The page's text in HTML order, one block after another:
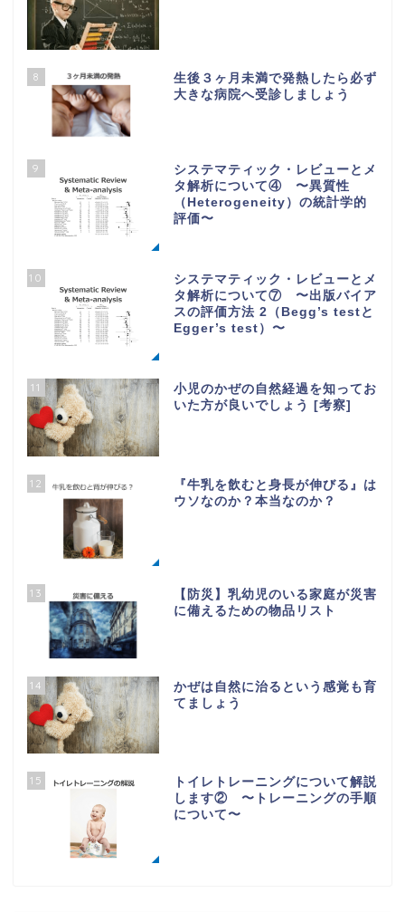
8
生後３ヶ月未満で発熱したら必ず
大きな病院へ受診しましょう
9
システマティック・レビューとメ
タ解析について④ 〜異質性
（Heterogeneity）の統計学的
評価〜
10
システマティック・レビューとメ
タ解析について⑦ 〜出版バイア
スの評価方法 2（Begg’s testと
Egger’s test）〜
11
小児のかぜの自然経過を知ってお
いた方が良いでしょう [考察]
12
『牛乳を飲むと身長が伸びる』は
ウソなのか？本当なのか？
13
【防災】乳幼児のいる家庭が災害
に備えるための物品リスト
14
かぜは自然に治るという感覚も育
てましょう
15
トイレトレーニングについて解説
します② 〜トレーニングの手順
について〜